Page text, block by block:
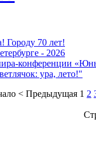
Городу 70 лет!
- 2026
конференции
ура, лето!"
< Предыдущая 1 2